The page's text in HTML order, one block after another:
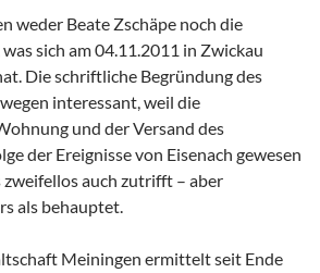
weder Beate Zschäpe noch die
sich am 04.11.2011 in Zwickau
Die schriftliche Begründung des
interessant, weil die
und der Versand des
der Ereignisse von Eisenach gewesen
zweifellos auch zutrifft – aber
als behauptet.
Meiningen ermittelt seit Ende